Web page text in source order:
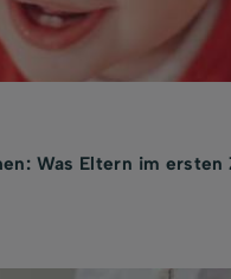
Was Eltern im ersten